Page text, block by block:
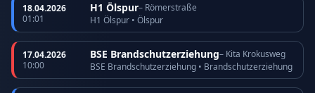
18.04.2026
01:01
H1 Ölspur– Römerstraße
H1 Ölspur • Ölspur
17.04.2026
10:00
BSE Brandschutzerziehung– Kita Krokusweg
BSE Brandschutzerziehung • Brandschutzerziehung